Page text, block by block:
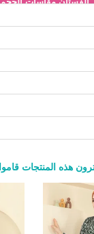
104
110
128
هذه المنتجات